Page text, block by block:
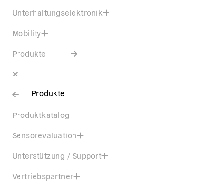
Unterhaltungselektronik
Mobility
Produkte
Produkte
Produktkatalog
Sensorevaluation
Unterstützung / Support
Vertriebspartner